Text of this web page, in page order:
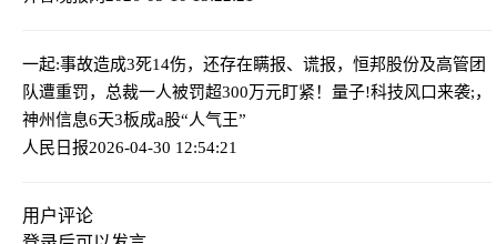
一起:事故造成3死14伤，还存在瞒报、谎报，恒邦股份及高管团
队遭重罚，总裁一人被罚超300万元盯紧！量子!科技风口来袭;，
神州信息6天3板成a股“人气王”
人民日报2026-04-30 12:54:21
用户评论